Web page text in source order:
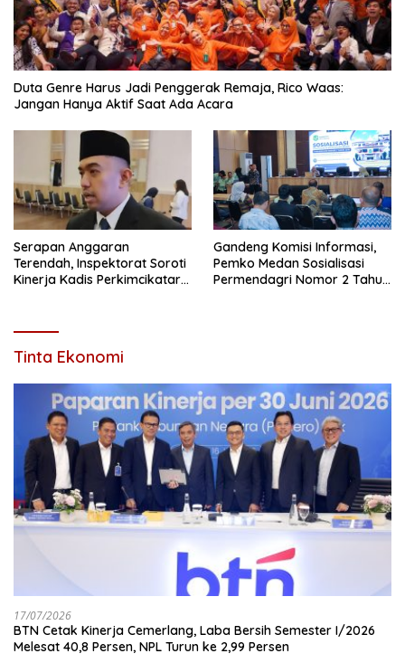
Duta Genre Harus Jadi Penggerak Remaja, Rico Waas:
Jangan Hanya Aktif Saat Ada Acara
Serapan Anggaran
Terendah, Inspektorat Soroti
Kinerja Kadis Perkimcikataru
Gandeng Komisi Informasi,
Pemko Medan Sosialisasi
Permendagri Nomor 2 Tahun
Tinta Ekonomi
17/07/2026
BTN Cetak Kinerja Cemerlang, Laba Bersih Semester I/2026
Melesat 40,8 Persen, NPL Turun ke 2,99 Persen